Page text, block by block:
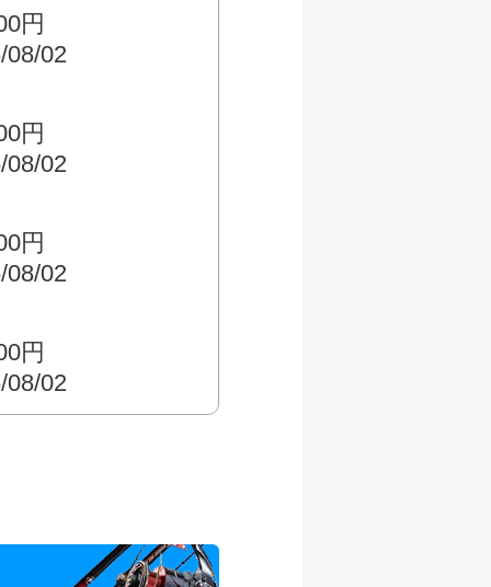
円
08/02
円
08/02
円
08/02
円
08/02